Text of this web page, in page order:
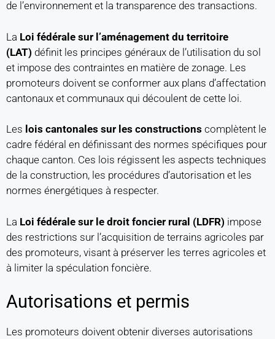
de l’environnement et la transparence des transactions.
La Loi fédérale sur l’aménagement du territoire
(LAT) définit les principes généraux de l’utilisation du sol
et impose des contraintes en matière de zonage. Les
promoteurs doivent se conformer aux plans d’affectation
cantonaux et communaux qui découlent de cette loi.
Les lois cantonales sur les constructions complètent le
cadre fédéral en définissant des normes spécifiques pour
chaque canton. Ces lois régissent les aspects techniques
de la construction, les procédures d’autorisation et les
normes énergétiques à respecter.
La Loi fédérale sur le droit foncier rural (LDFR) impose
des restrictions sur l’acquisition de terrains agricoles par
des promoteurs, visant à préserver les terres agricoles et
à limiter la spéculation foncière.
Autorisations et permis
Les promoteurs doivent obtenir diverses autorisations